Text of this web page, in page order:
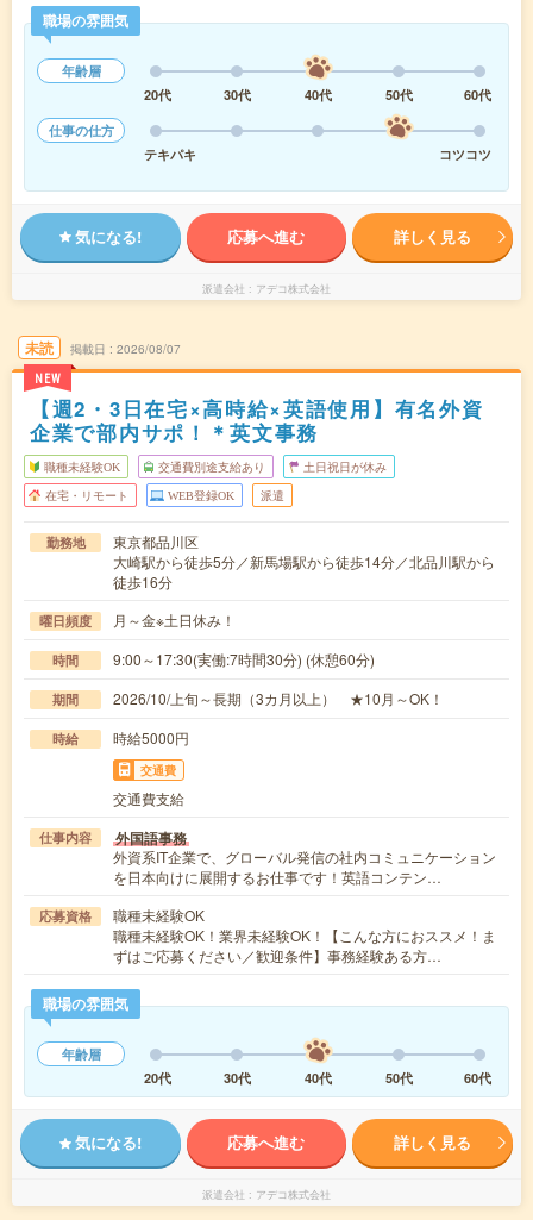
職場の雰囲気
年齢層
20代
30代 40代 50代
60代
仕事の仕方
テキパキ
コツコツ
気になる! 応募へ進む 詳しく見る
派遣会社 アデコ株式会社
未読
NEW
掲載日 2026/08/07
【週2・3日在宅×高時給×英語使用】有名外資
企業で部内サポ！＊英文事務
職種未経験OK 交通費別途支給あり 土日祝日が休み
在宅・リモート WEB登録OK 派遣
勤務地
東京都品川区
大崎駅から徒歩5分／新馬場駅から徒歩14分／北品川駅から
徒歩16分
曜日頻度 月～金※土日休み！
時間 9:00～17:30(実働:7時間30分) (休憩60分)
期間 2026/10/上旬～長期（3カ月以上） ★10月～OK！
時給 時給5000円
交通費
交通費支給
仕事内容 外国語事務
外資系IT企業で、グローバル発信の社内コミュニケーション
を日本向けに展開するお仕事です！英語コンテン…
応募資格
職種未経験OK
職種未経験OK！業界未経験OK！【こんな方におススメ！ま
ずはご応募ください／歓迎条件】事務経験ある方…
職場の雰囲気
年齢層
20代
30代 40代 50代 60代
気になる! 応募へ進む 詳しく見る
派遣会社 アデコ株式会社